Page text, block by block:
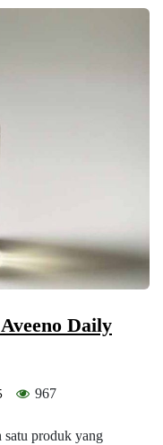
Daily
967
produk yang